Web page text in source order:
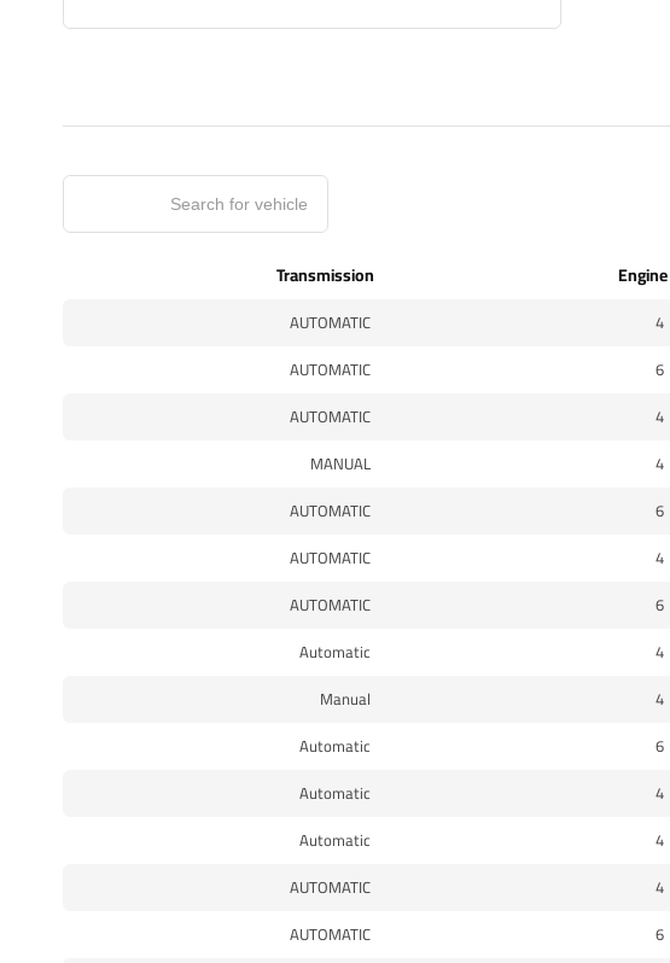
Engine
Transmission
4
AUTOMATIC
6
AUTOMATIC
4
AUTOMATIC
4
MANUAL
6
AUTOMATIC
4
AUTOMATIC
6
AUTOMATIC
4
Automatic
4
Manual
6
Automatic
4
Automatic
4
Automatic
4
AUTOMATIC
6
AUTOMATIC